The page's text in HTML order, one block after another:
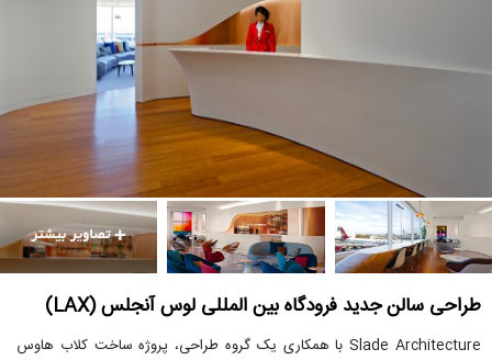
طراحی سالن جدید فرودگاه بین المللی لوس آنجلس (LAX)
Slade Architecture با همکاری یک گروه طراحی، پروژه ساخت کلاب هاوس